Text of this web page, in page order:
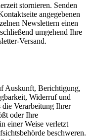
stornieren. Senden
angegebenen
Newslettern einen
umgehend Ihre
Versand.
Auskunft, Berichtigung,
Widerruf und
die Verarbeitung Ihrer
oder Ihre
einer Weise verletzt
beschweren.